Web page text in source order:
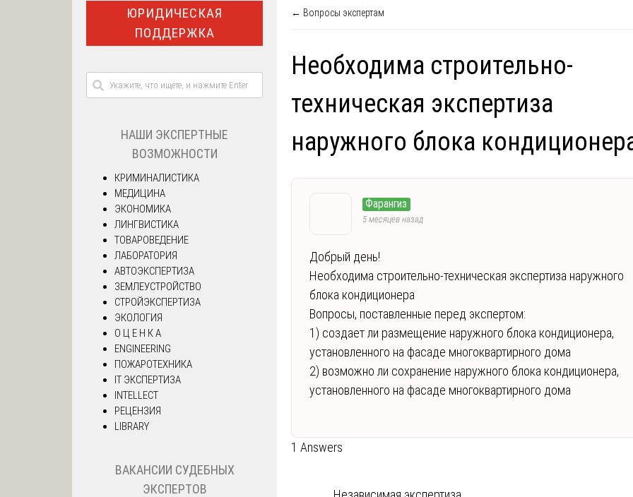
← Вопросы экспертам
Необходима строительно-
техническая экспертиза
наружного блока
Фарангиз
5 месяцев назад
Добрый день!
Необходима строительно-техническая экспертиза наружного
блока кондиционера
Вопросы, поставленные перед экспертом:
1) создает ли размещение наружного блока кондиционера,
установленного на фасаде многоквартирного дома
2) возможно ли сохранение наружного блока кондиционера,
установленного на фасаде многоквартирного дома
1 Answers
ЮРИДИЧЕСКАЯ
ПОДДЕРЖКА
НАШИ ЭКСПЕРТНЫЕ
ВОЗМОЖНОСТИ
КРИМИНАЛИСТИКА
МЕДИЦИНА
ЭКОНОМИКА
ЛИНГВИСТИКА
ТОВАРОВЕДЕНИЕ
ЛАБОРАТОРИЯ
АВТОЭКСПЕРТИЗА
ЗЕМЛЕУСТРОЙСТВО
СТРОЙЭКСПЕРТИЗА
ЭКОЛОГИЯ
О Ц Е Н К А
ENGINEERING
ПОЖАРОТЕХНИКА
IT ЭКСПЕРТИЗА
INTELLECT
РЕЦЕНЗИЯ
LIBRARY
ВАКАНСИИ СУДЕБНЫХ
ЭКСПЕРТОВ